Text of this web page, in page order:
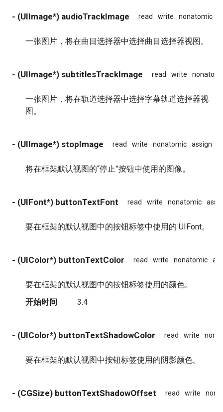
- (UIImage*) audioTrackImage read write nonatomic
一张图片，将在曲目选择器中选择曲目选择器视图。
- (UIImage*) subtitlesTrackImage read write
一张图片，将在轨道选择器中选择字幕轨道选择器视
图。
- (UIImage*) stopImage read write nonatomic assign
将在框架默认视图的“停止”按钮中使用的图像。
- (UIFont*) buttonTextFont read write nonatomic
要在框架的默认视图中的按钮标签中使用的 UIFont。
- (UIColor*) buttonTextColor read write nonatomic
要在框架的默认视图中的按钮标签使用的颜色。
开始时间
3.4
- (UIColor*) buttonTextShadowColor read write
要在框架的默认视图中按钮标签使用的阴影颜色。
- (CGSize) buttonTextShadowOffset read write